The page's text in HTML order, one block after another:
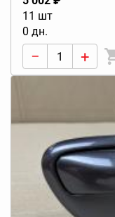
11 шт
0 дн.
− +